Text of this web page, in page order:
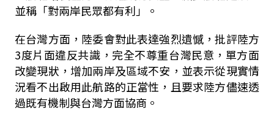
並稱「對兩岸民眾都有利」。
在台灣方面，陸委會對此表達強烈遺憾，批評陸方
3度片面違反共識，完全不尊重台灣民意，單方面
改變現狀，增加兩岸及區域不安，並表示從現實情
況看不出啟用此航路的正當性，且要求陸方儘速透
過既有機制與台灣方面協商。